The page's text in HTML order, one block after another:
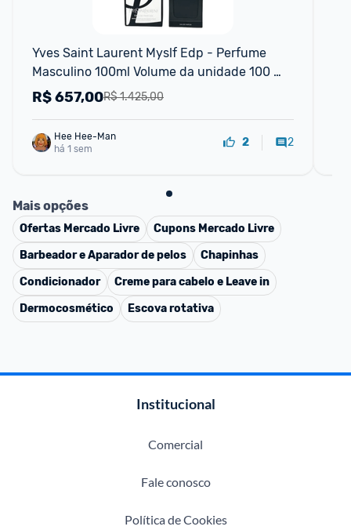
Yves Saint Laurent Myslf Edp - Perfume
Masculino 100ml Volume da unidade 100
mL.
R$ 1.425,00
R$657,00
Hee Hee-Man
há 1 sem
2 2
Mais opções
Ofertas Mercado Livre Cupons Mercado Livre
Barbeador e Aparador de pelos
Chapinhas
Condicionador
Creme para cabelo e Leave in
Dermocosmético
Escova rotativa
Institucional
Comercial
Fale conosco
Política de Cookies